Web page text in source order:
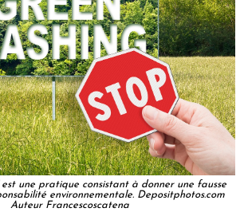
une pratique consistant à donner une fausse
environnementale. Depositphotos.com
Auteur Francescoscatena